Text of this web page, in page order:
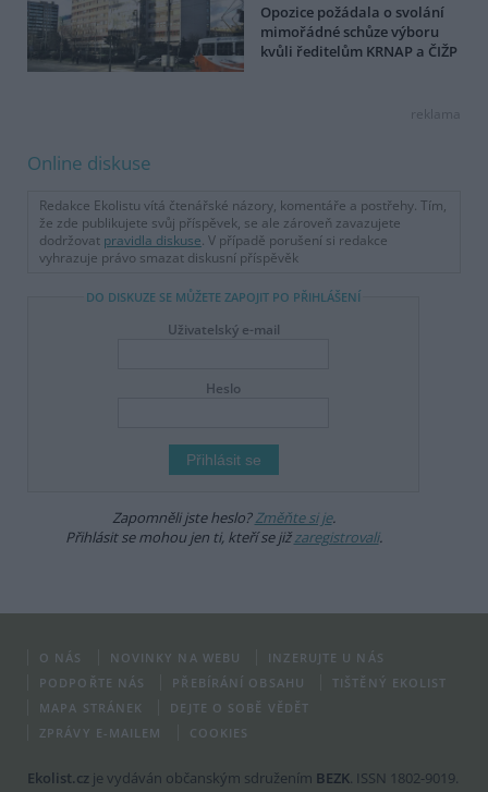
Opozice požádala o svolání
mimořádné schůze výboru
kvůli ředitelům KRNAP a ČIŽP
reklama
Online diskuse
Redakce Ekolistu vítá čtenářské názory, komentáře a postřehy. Tím,
že zde publikujete svůj příspěvek, se ale zároveň zavazujete
dodržovat pravidla diskuse. V případě porušení si redakce
vyhrazuje právo smazat diskusní příspěvěk
DO DISKUZE SE MŮŽETE ZAPOJIT PO PŘIHLÁŠENÍ
Uživatelský e-mail
Heslo
Zapomněli jste heslo?Změňte si je.
Přihlásit se mohou jen ti, kteří se jižzaregistrovali.
O NÁS NOVINKY NA WEBU
INZERUJTE U NÁS
PODPOŘTE NÁS
PŘEBÍRÁNÍ OBSAHU
TIŠTĚNÝ EKOLIST
MAPA STRÁNEK
DEJTE O SOBĚ VĚDĚT
ZPRÁVY E-MAILEM
COOKIES
Ekolist.cz je vydáván občanským sdružením BEZK. ISSN 1802-9019.